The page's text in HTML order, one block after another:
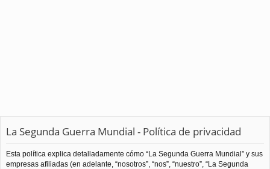
La Segunda Guerra Mundial - Política de privacidad
Esta política explica detalladamente cómo “La Segunda Guerra Mundial” y sus
empresas afiliadas (en adelante, “nosotros”, “nos”, “nuestro”, “La Segunda